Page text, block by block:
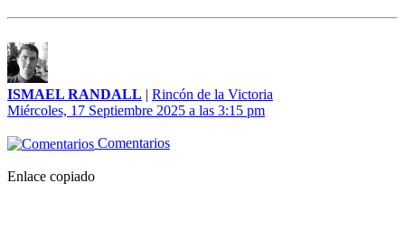
ISMAEL RANDALL | Rincón de la Victoria
Miércoles, 17 Septiembre 2025 a las 3:15 pm
Comentarios
Enlace copiado